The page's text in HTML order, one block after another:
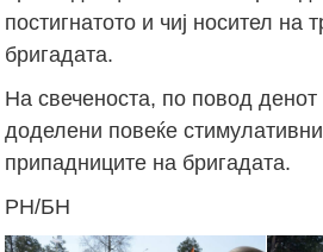
постигнатото и чиј носител на
бригадата.
На свеченоста, по повод
доделени повеќе
припадниците на бригадата.
РН/БН